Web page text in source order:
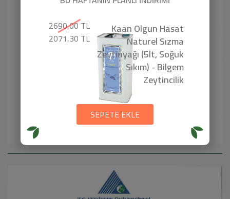
2690,00 TL
2071,30 TL
Kaan Olgun Hasat
Naturel Sızma
Zeytinyağı (5lt, Soğuk
Sıkım) - Bilgem
Zeytincilik
SEPETE EKLE